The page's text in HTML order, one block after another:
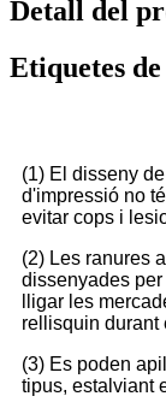
Detall del
Etiquetes
(1) El disseny
d'impressió no
evitar cops i
(2) Les ranures
dissenyades
lligar les
rellisquin durant
(3) Es poden
tipus, estalviant